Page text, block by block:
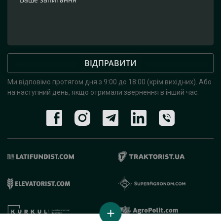
ВІДПРАВИТИ
Ми відповімо протягом дня з 9:00 до 18:00 (крім вихідних). Або
на наступний день, якщо отримали звернення в інший час.